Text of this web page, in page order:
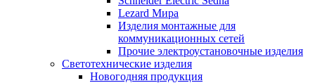
Lezard Мира
Изделия монтажные для
коммуникационных сетей
Прочие электроустановочные изделия
Светотехнические изделия
Новогодняя продукция